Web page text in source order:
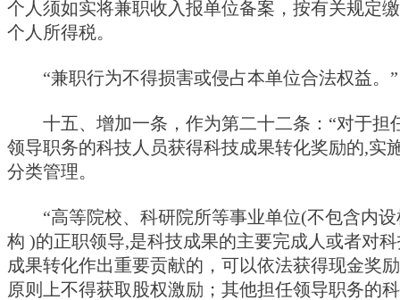
个人须如实将兼职收入报单位备案，按有关规定
个人所得税。
“兼职行为不得损害或侵占本单位合法权益。”
十五、增加一条，作为第二十二条：“对于担
领导职务的科技人员获得科技成果转化奖励的,实
分类管理。
“高等院校、科研院所等事业单位(不包含内
构 )的正职领导,是科技成果的主要完成人或者对
成果转化作出重要贡献的，可以依法获得现金奖
原则上不得获取股权激励；其他担任领导职务的